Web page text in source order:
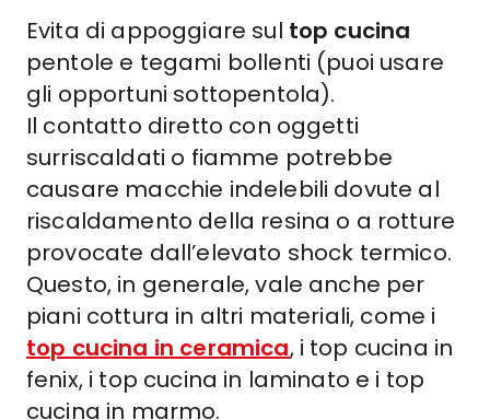
Evita di appoggiare sul top cucina
pentole e tegami bollenti (puoi usare
gli opportuni sottopentola).
Il contatto diretto con oggetti
surriscaldati o fiamme potrebbe
causare macchie indelebili dovute al
riscaldamento della resina o a rotture
provocate dall’elevato shock termico.
Questo, in generale, vale anche per
piani cottura in altri materiali, come i
top cucina in ceramica, i top cucina in
fenix, i top cucina in laminato e i top
cucina in marmo.